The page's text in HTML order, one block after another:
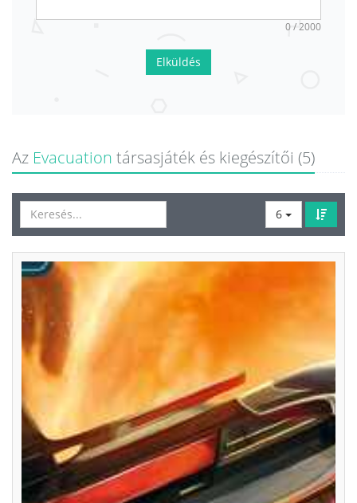
0 / 2000
Elküldés
Az Evacuation társasjáték és kiegészítői (5)
6